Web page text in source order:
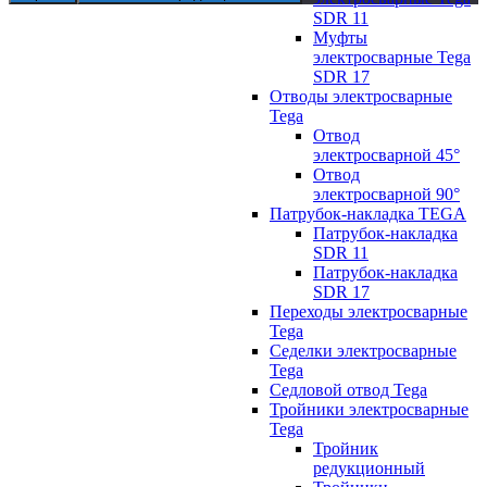
SDR 11
Муфты
электросварные Tega
SDR 17
Отводы электросварные
Tega
Отвод
электросварной 45°
Отвод
электросварной 90°
Патрубок-накладка TEGA
Патрубок-накладка
SDR 11
Патрубок-накладка
SDR 17
Переходы электросварные
Tega
Седелки электросварные
Tega
Седловой отвод Tega
Тройники электросварные
Tega
Тройник
редукционный